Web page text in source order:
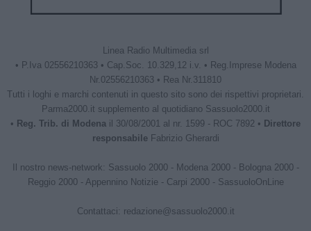
Linea Radio Multimedia srl
• P.Iva 02556210363 • Cap.Soc. 10.329,12 i.v. • Reg.Imprese Modena
Nr.02556210363 • Rea Nr.311810
Tutti i loghi e marchi contenuti in questo sito sono dei rispettivi proprietari.
Parma2000.it supplemento al quotidiano Sassuolo2000.it
• Reg. Trib. di Modena il 30/08/2001 al nr. 1599 - ROC 7892 • Direttore
responsabileFabrizio Gherardi
Il nostro news-network: Sassuolo 2000- Modena 2000- Bologna 2000-
Reggio 2000- Appennino Notizie - Carpi 2000- SassuoloOnLine
Contattaci: redazione@sassuolo2000.it